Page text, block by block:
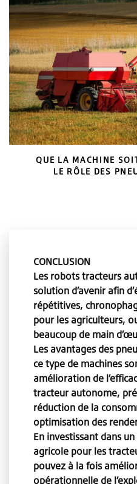
QUE LA MACHINE
LE RÔLE DES
CONCLUSION
Les robots tracteurs
solution d’avenir afin
répétitives,
pour les agriculteurs,
beaucoup de main
Les avantages des
ce type de machines
amélioration de
tracteur autonome,
réduction de la
optimisation des
En investissant dans
agricole pour les
pouvez à la fois
opérationnelle de